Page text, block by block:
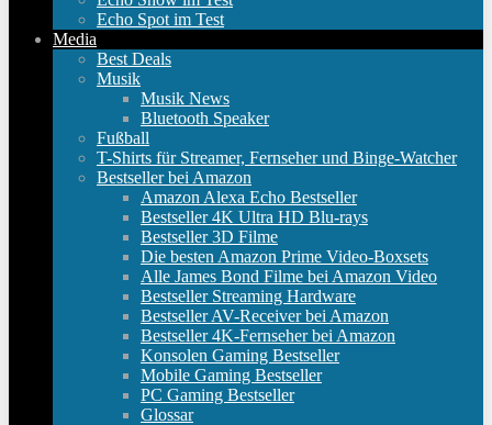
Echo Spot im Test
Media
Best Deals
Musik
Musik News
Bluetooth Speaker
Fußball
T-Shirts für Streamer, Fernseher und Binge-Watcher
Bestseller bei Amazon
Amazon Alexa Echo Bestseller
Bestseller 4K Ultra HD Blu-rays
Bestseller 3D Filme
Die besten Amazon Prime Video-Boxsets
Alle James Bond Filme bei Amazon Video
Bestseller Streaming Hardware
Bestseller AV-Receiver bei Amazon
Bestseller 4K-Fernseher bei Amazon
Konsolen Gaming Bestseller
Mobile Gaming Bestseller
PC Gaming Bestseller
Glossar